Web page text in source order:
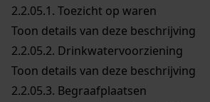
2.2.05.1. Toezicht op waren
Toon details van deze beschrijving
2.2.05.2. Drinkwatervoorziening
Toon details van deze beschrijving
2.2.05.3. Begraafplaatsen